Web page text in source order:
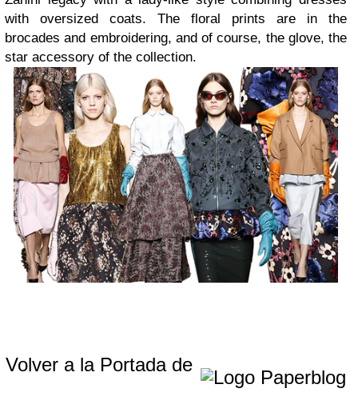
with oversized coats. The floral prints are in the
brocades and embroidering, and of course, the glove, the
star accessory of the collection.
Volver a la Portada de